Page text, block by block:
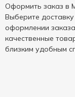
Оформить заказ в
Выберите
оформлении
качественные
близким удобным